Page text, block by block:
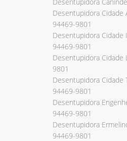
Desentupidora Cidade
94469-9801
Desentupidora
94469-9801
Desentupidora
9801
Desentupidora
94469-9801
Desentupidora
94469-9801
Desentupidora
94469-9801